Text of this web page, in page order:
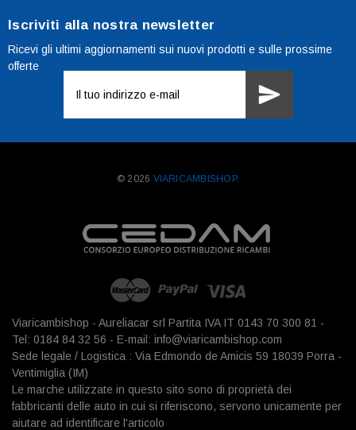
Iscriviti alla nostra newsletter
Ricevi gli ultimi aggiornamenti sui nuovi prodotti e sulle prossime
offerte
mail
© 2026 VIARICAMBISHOP.
Viaricambishop - Aureliacar srl Partita IVA IT 0143 70 300 81 -
Tel: 0184 84 32 56 - E-mail: info@viaricambishop.com
Sede legale / Logistica : Via Edmondo de Amicis 59 18039 Porra -
Ventimiglia (IM)
Le marche utilizzate in questo sito sono di proprietà dei
fabbricanti delle auto in cui si riferiscono, servono unicamente per
aiutare ad identificare l'articolo